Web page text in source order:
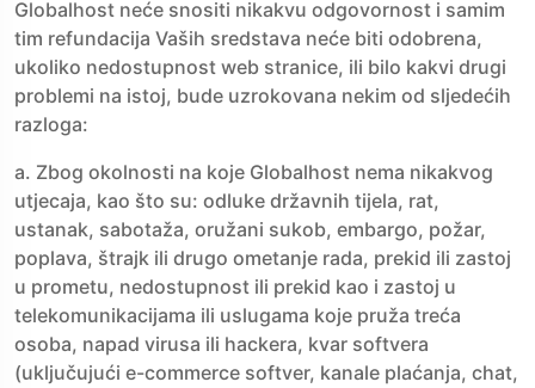
Globalhost neće snositi nikakvu odgovornost i samim
tim refundacija Vaših sredstava neće biti odobrena,
ukoliko nedostupnost web stranice, ili bilo kakvi drugi
problemi na istoj, bude uzrokovana nekim od sljedećih
razloga:
a. Zbog okolnosti na koje Globalhost nema nikakvog
utjecaja, kao što su: odluke državnih tijela, rat,
ustanak, sabotaža, oružani sukob, embargo, požar,
poplava, štrajk ili drugo ometanje rada, prekid ili zastoj
u prometu, nedostupnost ili prekid kao i zastoj u
telekomunikacijama ili uslugama koje pruža treća
osoba, napad virusa ili hackera, kvar softvera
(uključujući e-commerce softver, kanale plaćanja, chat,